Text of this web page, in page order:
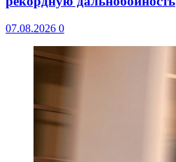
07.08.2026 0